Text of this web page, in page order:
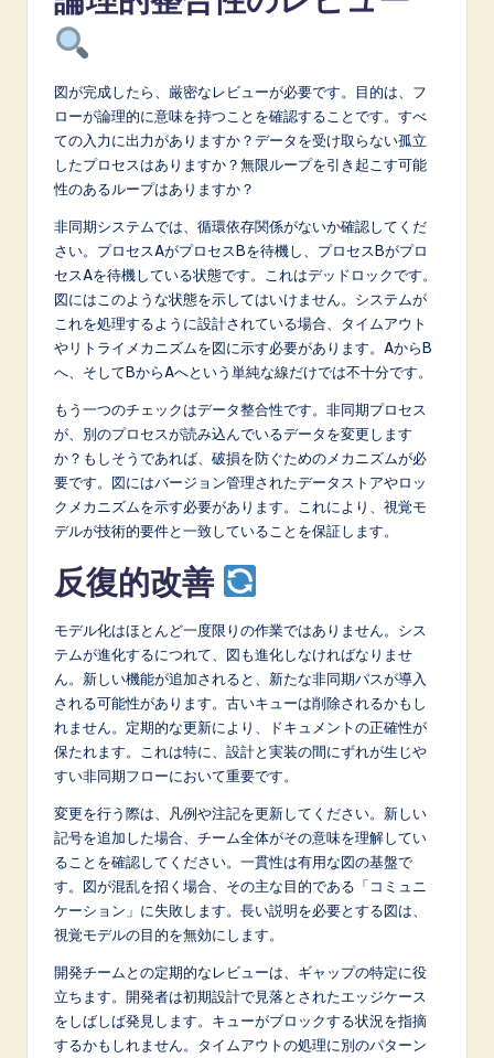
図が完成したら、厳密なレビューが必要です。目的は、フ
ローが論理的に意味を持つことを確認することです。すべ
ての入力に出力がありますか？データを受け取らない孤立
したプロセスはありますか？無限ループを引き起こす可能
性のあるループはありますか？
非同期システムでは、循環依存関係がないか確認してくだ
さい。プロセスAがプロセスBを待機し、プロセスBがプロ
セスAを待機している状態です。これはデッドロックです。
図にはこのような状態を示してはいけません。システムが
これを処理するように設計されている場合、タイムアウト
やリトライメカニズムを図に示す必要があります。AからB
へ、そしてBからAへという単純な線だけでは不十分です。
もう一つのチェックはデータ整合性です。非同期プロセス
が、別のプロセスが読み込んでいるデータを変更します
か？もしそうであれば、破損を防ぐためのメカニズムが必
要です。図にはバージョン管理されたデータストアやロッ
クメカニズムを示す必要があります。これにより、視覚モ
デルが技術的要件と一致していることを保証します。
反復的改善
モデル化はほとんど一度限りの作業ではありません。シス
テムが進化するにつれて、図も進化しなければなりませ
ん。新しい機能が追加されると、新たな非同期パスが導入
される可能性があります。古いキューは削除されるかもし
れません。定期的な更新により、ドキュメントの正確性が
保たれます。これは特に、設計と実装の間にずれが生じや
すい非同期フローにおいて重要です。
変更を行う際は、凡例や注記を更新してください。新しい
記号を追加した場合、チーム全体がその意味を理解してい
ることを確認してください。一貫性は有用な図の基盤で
す。図が混乱を招く場合、その主な目的である「コミュニ
ケーション」に失敗します。長い説明を必要とする図は、
視覚モデルの目的を無効にします。
開発チームとの定期的なレビューは、ギャップの特定に役
立ちます。開発者は初期設計で見落とされたエッジケース
をしばしば発見します。キューがブロックする状況を指摘
するかもしれません。タイムアウトの処理に別のパターン